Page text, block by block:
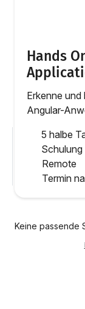
Hands
Erkenne
Angular-
5 halbe
Schulung
Remote
Termin
Keine passende